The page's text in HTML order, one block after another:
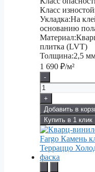
Класс
Укладка:На
основанию
Материал:
плитка (LVT)
Толщина:2,5
1 690 ₽/м²
-
+
Добавить в
Купить в 1 клик